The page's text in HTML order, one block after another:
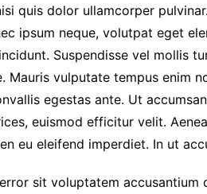
أميرتي الأميرة |
بروح أنثوية راقية 👑 ✦
✦ شات أميرتي – My
Princess Chat ✦ تجربة
راقية بمعايير
اللبنانية – أناقة
الحوار
عربية أصيلة
quis dolor ullamcorper
ipsum neque, volutpat eget
Suspendisse vel mollis
Mauris vulputate tempus enim
egestas ante. Ut
euismod efficitur velit.
eu eleifend imperdiet. In ut
sit voluptatem accusantium